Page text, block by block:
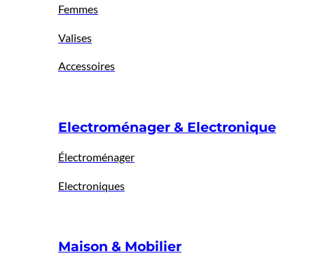
Femmes
Valises
Accessoires
Electroménager & Electronique
Électroménager
Electroniques
Maison & Mobilier